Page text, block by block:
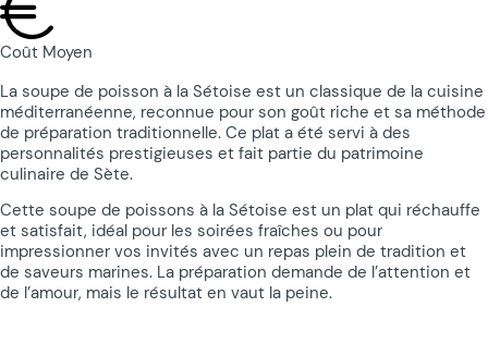
Coût Moyen
La soupe de poisson à la Sétoise est un classique de la cuisine
méditerranéenne, reconnue pour son goût riche et sa méthode
de préparation traditionnelle. Ce plat a été servi à des
personnalités prestigieuses et fait partie du patrimoine
culinaire de Sète.
Cette soupe de poissons à la Sétoise est un plat qui réchauffe
et satisfait, idéal pour les soirées fraîches ou pour
impressionner vos invités avec un repas plein de tradition et
de saveurs marines. La préparation demande de l’attention et
de l’amour, mais le résultat en vaut la peine.